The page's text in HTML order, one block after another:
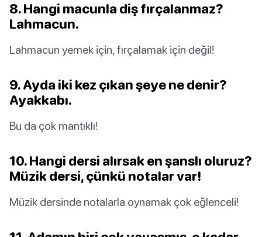
8. Hangi macunla diş fırçalanmaz?
Lahmacun.
Lahmacun yemek için, fırçalamak için değil!
9. Ayda iki kez çıkan şeye ne denir?
Ayakkabı.
Bu da çok mantıklı!
10. Hangi dersi alırsak en şanslı oluruz?
Müzik dersi, çünkü notalar var!
Müzik dersinde notalarla oynamak çok eğlenceli!